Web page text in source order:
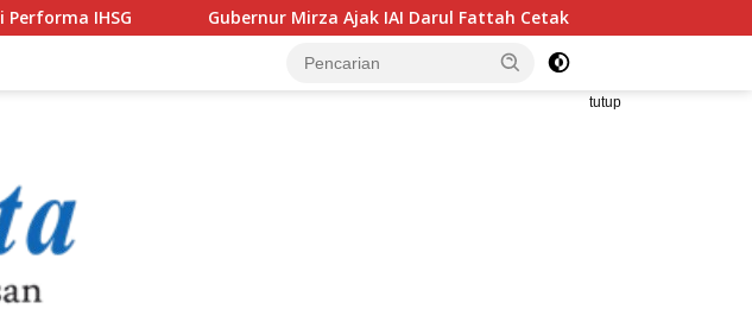
Gubernur Mirza Ajak IAI Darul Fattah Cetak SDM Adaptif Berlandaskan Nilai
tutup